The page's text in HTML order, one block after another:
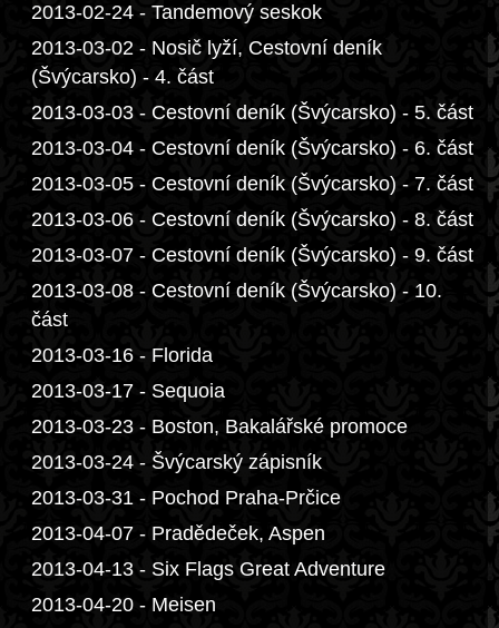
2013-02-24 - Tandemový seskok
2013-03-02 - Nosič lyží, Cestovní deník
(Švýcarsko) - 4. část
2013-03-03 - Cestovní deník (Švýcarsko) - 5. část
2013-03-04 - Cestovní deník (Švýcarsko) - 6. část
2013-03-05 - Cestovní deník (Švýcarsko) - 7. část
2013-03-06 - Cestovní deník (Švýcarsko) - 8. část
2013-03-07 - Cestovní deník (Švýcarsko) - 9. část
2013-03-08 - Cestovní deník (Švýcarsko) - 10.
část
2013-03-16 - Florida
2013-03-17 - Sequoia
2013-03-23 - Boston, Bakalářské promoce
2013-03-24 - Švýcarský zápisník
2013-03-31 - Pochod Praha-Prčice
2013-04-07 - Pradědeček, Aspen
2013-04-13 - Six Flags Great Adventure
2013-04-20 - Meisen